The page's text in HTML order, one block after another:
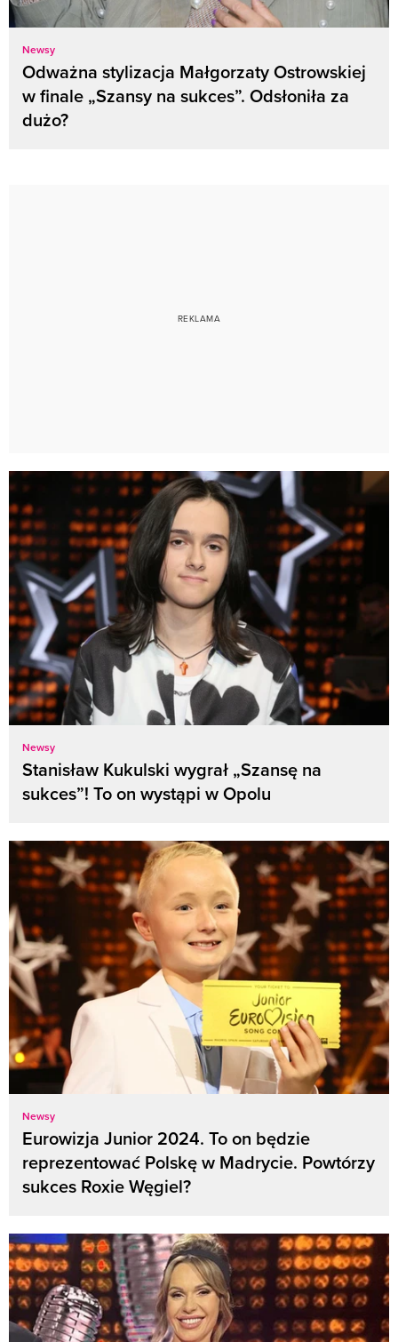
Newsy
Odważna stylizacja Małgorzaty Ostrowskiej
w finale „Szansy na sukces”. Odsłoniła za
dużo?
Newsy
Stanisław Kukulski wygrał „Szansę na
sukces”! To on wystąpi w Opolu
Newsy
Eurowizja Junior 2024. To on będzie
reprezentować Polskę w Madrycie. Powtórzy
sukces Roxie Węgiel?